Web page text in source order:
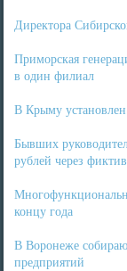
Директора
Приморская
в один филиал
В Крыму установлен
Бывших
рублей через
концу года
В Воронеже
предприятий